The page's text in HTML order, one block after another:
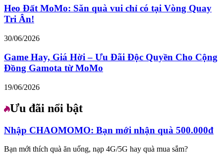
Heo Đất MoMo: Săn quà vui chỉ có tại Vòng Quay
Tri Ân!
30/06/2026
Game Hay, Giá Hời – Ưu Đãi Độc Quyền Cho Cộng
Đồng Gamota từ MoMo
19/06/2026
Ưu đãi nổi bật
Nhập CHAOMOMO: Bạn mới nhận quà 500.000đ
Bạn mới thích quà ăn uống, nạp 4G/5G hay quà mua sắm?